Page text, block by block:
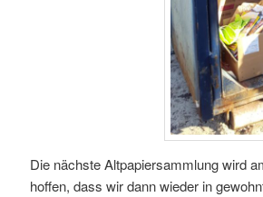
Die nächste Altpapiersammlung wird
hoffen, dass wir dann wieder in